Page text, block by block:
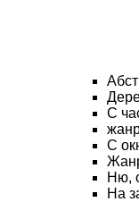
С
С
Ню,
На